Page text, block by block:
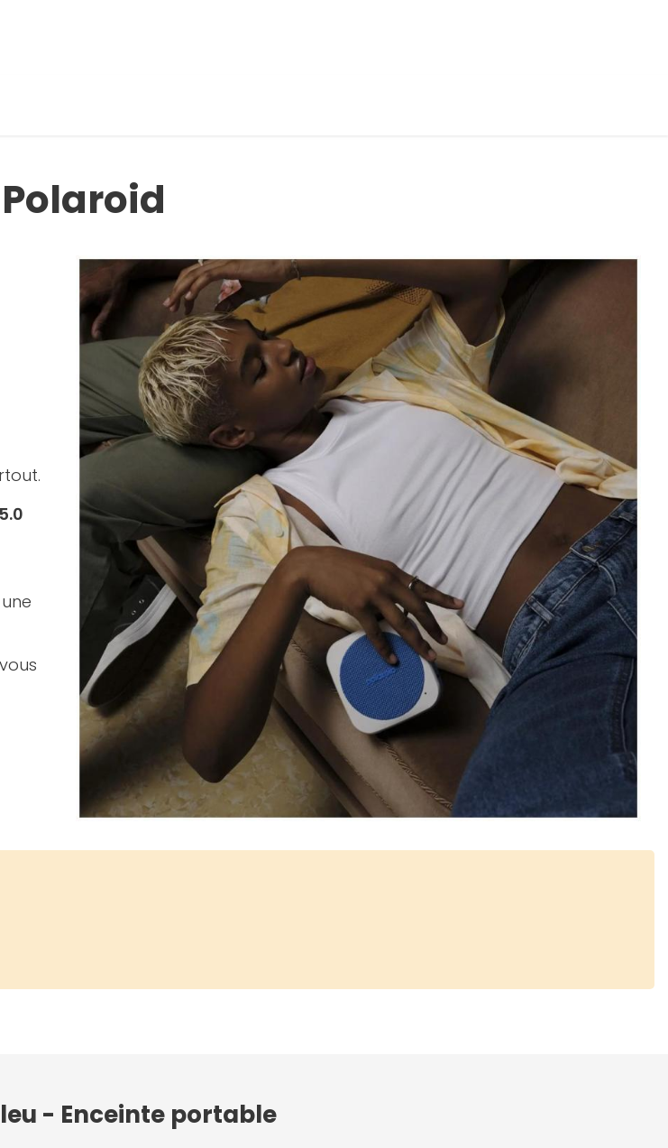
- Enceinte portable